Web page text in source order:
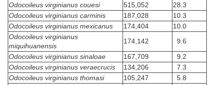
Odocoileus virginianus couesi
515,052
28.3
Odocoileus virginianus carminis
187,028
10.3
Odocoileus virginianus mexicanus
174,404
10.0
Odocoileus virginianus
miquihuanensis
174,142
9.6
Odocoileus virginianus sinaloae
167,709
9.2
Odocoileus virginianus veraecrucis
134,206
7.3
Odocoileus virginianus thomasi
105,247
5.8